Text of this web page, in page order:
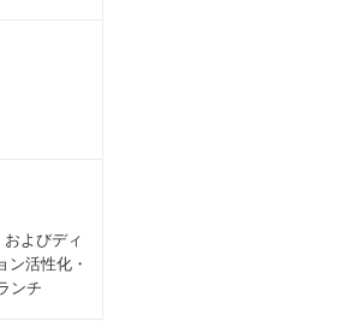
よびディ
活性化・
ンチ